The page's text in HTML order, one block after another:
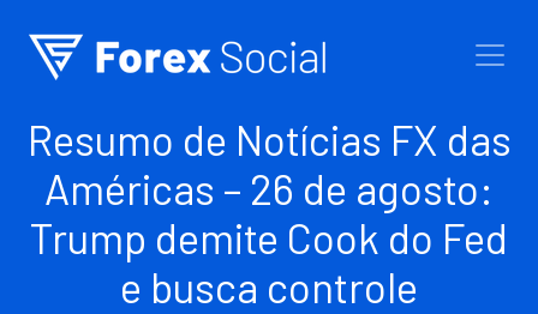
Resumo de Notícias FX das
Américas – 26 de agosto:
Trump demite Cook do Fed
e busca controle